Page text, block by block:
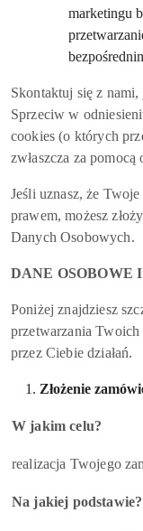
marketingu
Skontaktuj się z
Sprzeciw w
cookies (o których
zwłaszcza za
Jeśli uznasz, że
prawem, możesz
Danych Osobowych.
DANE OSOBOWE
Poniżej znajdziesz
przetwarzania
przez Ciebie działań.
Złożenie
W jakim celu?
realizacja Twojego
Na jakiej podstawie?